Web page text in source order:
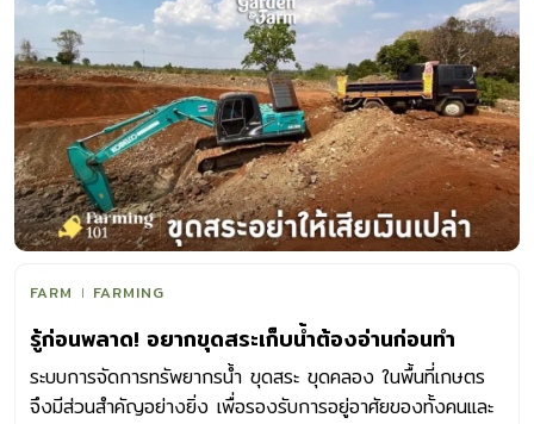
FARM FARMING
รู้ก่อนพลาด! อยากขุดสระเก็บน้ำต้องอ่านก่อนทำ
ระบบการจัดการทรัพยากรน้ำ ขุดสระ ขุดคลอง ในพื้นที่เกษตร
จึงมีส่วนสำคัญอย่างยิ่ง เพื่อรองรับการอยู่อาศัยของทั้งคนและ